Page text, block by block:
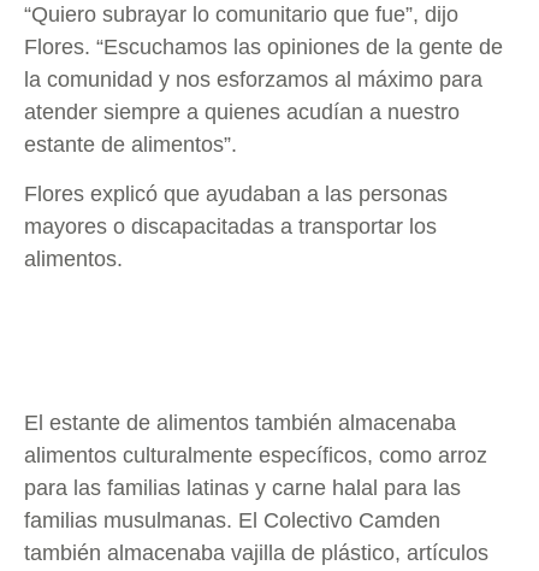
“Quiero subrayar lo comunitario que fue”, dijo
Flores. “Escuchamos las opiniones de la gente de
la comunidad y nos esforzamos al máximo para
atender siempre a quienes acudían a nuestro
estante de alimentos”.
Flores explicó que ayudaban a las personas
mayores o discapacitadas a transportar los
alimentos.
El estante de alimentos también almacenaba
alimentos culturalmente específicos, como arroz
para las familias latinas y carne halal para las
familias musulmanas. El Colectivo Camden
también almacenaba vajilla de plástico, artículos